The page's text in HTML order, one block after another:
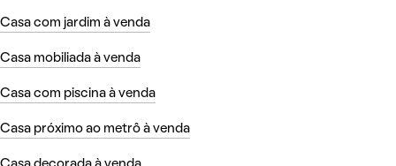
Casa com jardim à venda
Casa mobiliada à venda
Casa com piscina à venda
Casa próximo ao metrô à venda